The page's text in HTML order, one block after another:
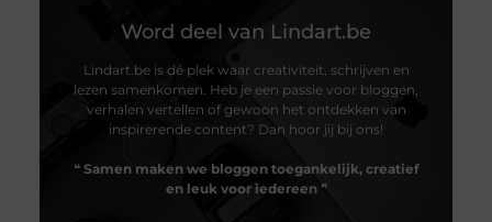
Word deel van Lindart.be
Lindart.be is dé plek waar creativiteit, schrijven en
lezen samenkomen. Heb je een passie voor bloggen,
verhalen vertellen of gewoon het ontdekken van
inspirerende content? Dan hoor jij bij ons!
❝ Samen maken we bloggen toegankelijk, creatief
en leuk voor iedereen❞